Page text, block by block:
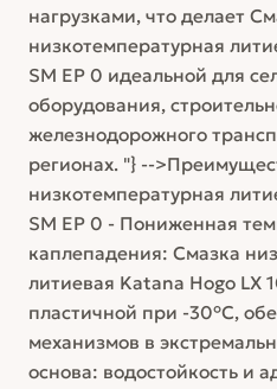
нагрузками, что делает
низкотемпературная
SM EP 0 идеальной для
оборудования,
железнодорожного
регионах. "} --
низкотемпературная
SM EP 0 - Пониженная
каплепадения: Смазка
литиевая Katana Hogo LX
пластичной при -30°C,
механизмов в
основа: водостойкость и